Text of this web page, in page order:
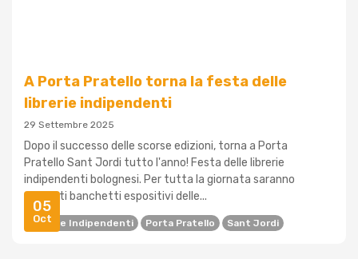
05
Oct
A Porta Pratello torna la festa delle
librerie indipendenti
29 Settembre 2025
Dopo il successo delle scorse edizioni, torna a Porta
Pratello Sant Jordi tutto l'anno! Festa delle librerie
indipendenti bolognesi. Per tutta la giornata saranno
presenti banchetti espositivi delle...
Librerie Indipendenti Porta Pratello Sant Jordi